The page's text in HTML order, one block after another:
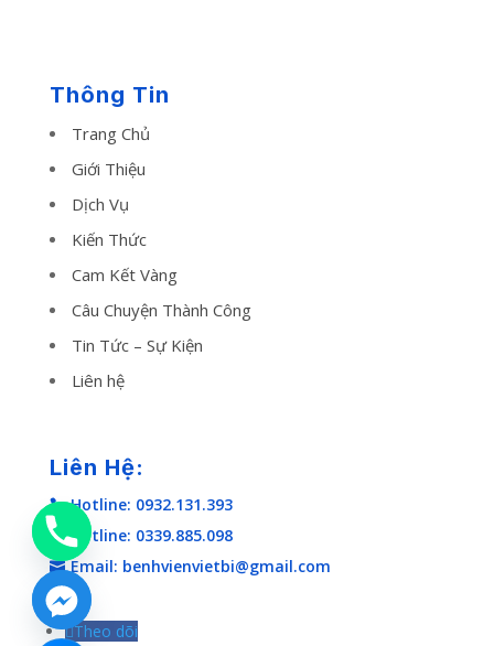
Thông Tin
Trang Chủ
Giới Thiệu
Dịch Vụ
Kiến Thức
Cam Kết Vàng
Câu Chuyện Thành Công
Tin Tức – Sự Kiện
Liên hệ
Liên Hệ:
 Hotline: 0932.131.393
 Hotline: 0339.885.098
 Email: benhvienvietbi@gmail.com
Theo dõi